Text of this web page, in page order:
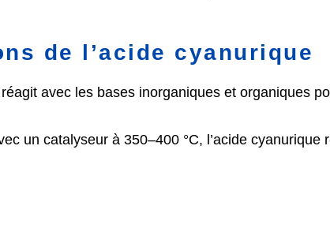
de l’acide cyanurique
réagit avec les bases inorganiques et organiques
un catalyseur à 350–400 °C, l’acide